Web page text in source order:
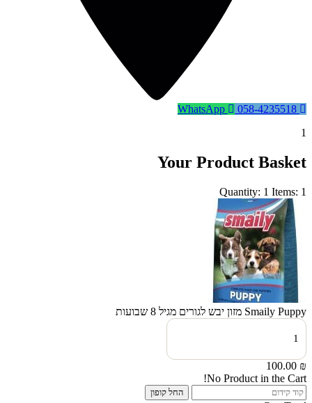
1
Your Product Basket
Quantity: 1 Items: 1
Smaily Puppy מזון יבש לגורים מגיל 8 שבועות
כמות
של
Puppy
מזון
יבש
לגורים
100.00 ₪
No Product in the Cart!
החל קופון